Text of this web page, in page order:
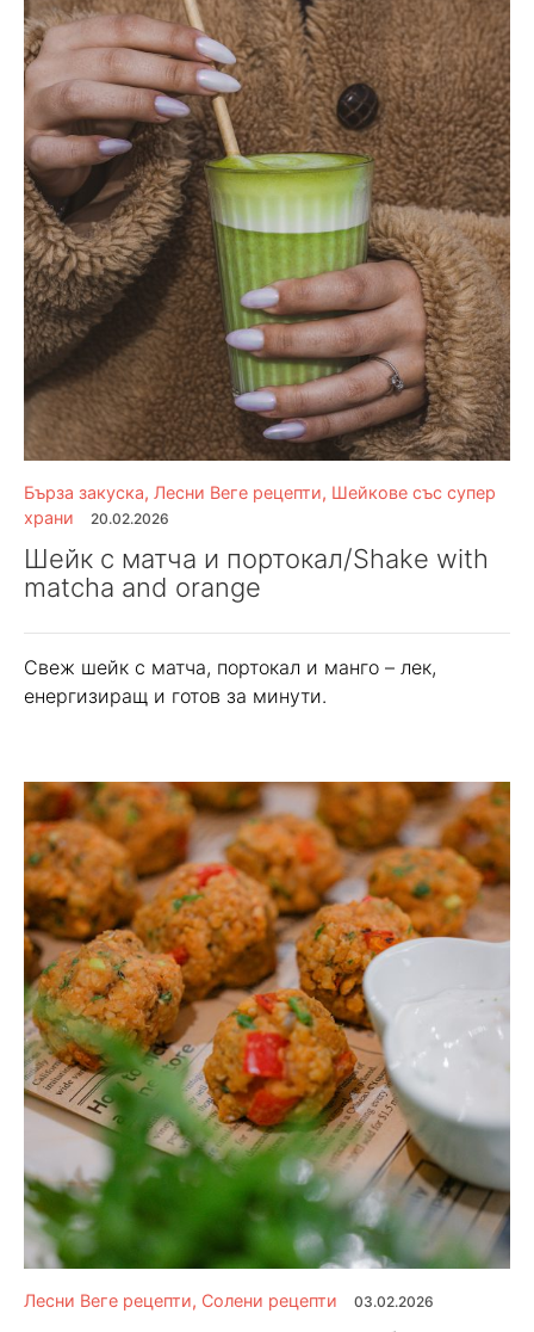
Бърза закуска, Лесни Веге рецепти, Шейкове със супер
храни
20.02.2026
Шейк с матча и портокал/Shake with
matcha and orange
Свеж шейк с матча, портокал и манго – лек,
енергизиращ и готов за минути.
Лесни Веге рецепти, Солени рецепти 03.02.2026